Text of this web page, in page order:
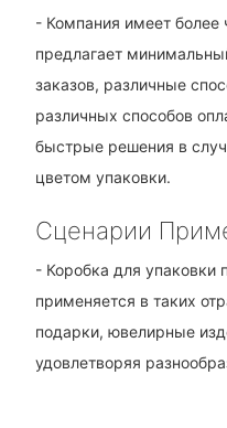
- Компания имеет
предлагает
заказов, различные
различных способов
быстрые решения в
цветом упаковки.
Сценарии
- Коробка для
применяется в таких
подарки, ювелирные
удовлетворяя